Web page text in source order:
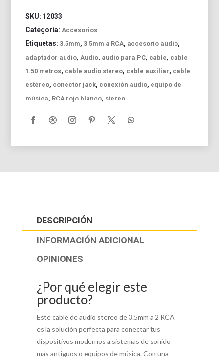
SKU: 12033
Categoría: Accesorios
Etiquetas:3.5mm,3.5mm a RCA, accesorio audio,
adaptador audio, Audio, audio para PC, cable, cable
1.50 metros, cable audio stereo, cable auxiliar, cable
estéreo, conector jack, conexión audio, equipo de
música, RCA rojo blanco, stereo
DESCRIPCIÓN
INFORMACIÓN ADICIONAL
OPINIONES
¿Por qué elegir este
producto?
Este cable de audio stereo de 3.5mm a 2 RCA
es la solución perfecta para conectar tus
dispositivos modernos a sistemas de sonido
más antiguos o equipos de música. Con una